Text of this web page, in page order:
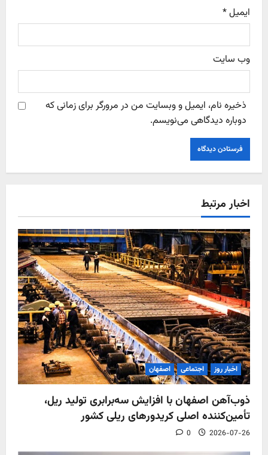
ایمیل*
وب‌ سایت
ذخیره نام، ایمیل و وبسایت من در مرورگر برای زمانی که
دوباره دیدگاهی می‌نویسم.
اخبار مرتبط
اخبار روز اجتماعی اصفهان
ذوب‌آهن اصفهان با افزایش سه‌برابری تولید ریل،
تأمین‌کننده اصلی کریدورهای ریلی کشور
2026-07-26
0